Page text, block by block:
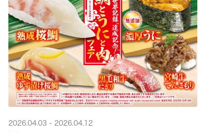
2026.04.03 - 2026.04.12